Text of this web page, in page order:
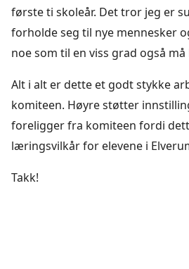
første ti skoleår. Det tror jeg er
forholde seg til nye mennesker
noe som til en viss grad også
Alt i alt er dette et godt stykke
komiteen. Høyre støtter
foreligger fra komiteen fordi
læringsvilkår for elevene i
Takk!